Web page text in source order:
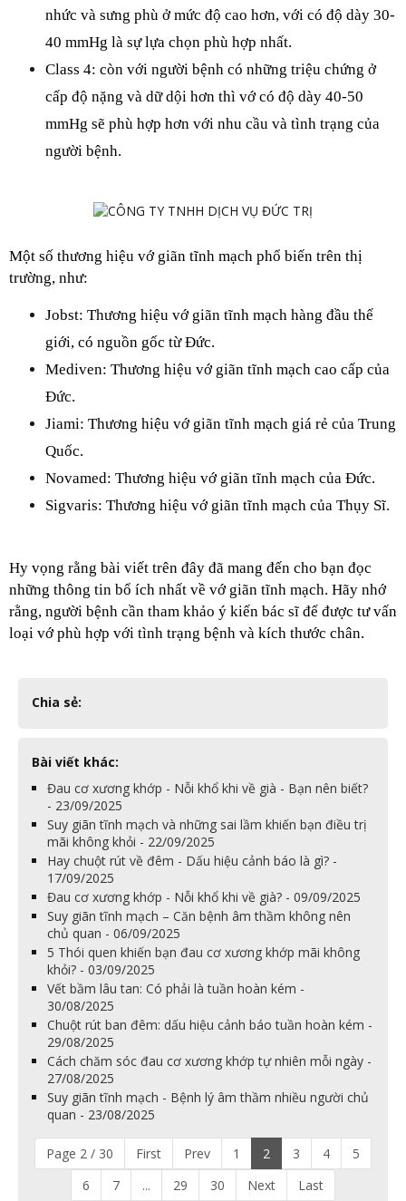
nhức và sưng phù ở mức độ cao hơn, với có độ dày 30-
40 mmHg là sự lựa chọn phù hợp nhất.
Class 4: còn với người bệnh có những triệu chứng ở
cấp độ nặng và dữ dội hơn thì vớ có độ dày 40-50
mmHg sẽ phù hợp hơn với nhu cầu và tình trạng của
người bệnh.
Một số thương hiệu vớ giãn tĩnh mạch phổ biến trên thị
trường, như:
Jobst: Thương hiệu vớ giãn tĩnh mạch hàng đầu thế
giới, có nguồn gốc từ Đức.
Mediven: Thương hiệu vớ giãn tĩnh mạch cao cấp của
Đức.
Jiami: Thương hiệu vớ giãn tĩnh mạch giá rẻ của Trung
Quốc.
Novamed: Thương hiệu vớ giãn tĩnh mạch của Đức.
Sigvaris: Thương hiệu vớ giãn tĩnh mạch của Thụy Sĩ.
Hy vọng rằng bài viết trên đây đã mang đến cho bạn đọc
những thông tin bổ ích nhất về vớ giãn tĩnh mạch. Hãy nhớ
rằng, người bệnh cần tham khảo ý kiến bác sĩ để được tư vấn
loại vớ phù hợp với tình trạng bệnh và kích thước chân.
Chia sẻ:
Bài viết khác:
Đau cơ xương khớp - Nỗi khổ khi về già - Bạn nên biết?
- 23/09/2025
Suy giãn tĩnh mạch và những sai lầm khiến bạn điều trị
mãi không khỏi - 22/09/2025
Hay chuột rút về đêm - Dấu hiệu cảnh báo là gì? -
17/09/2025
Đau cơ xương khớp - Nỗi khổ khi về già? - 09/09/2025
Suy giãn tĩnh mạch – Căn bệnh âm thầm không nên
chủ quan - 06/09/2025
5 Thói quen khiến bạn đau cơ xương khớp mãi không
khỏi? - 03/09/2025
Vết bầm lâu tan: Có phải là tuần hoàn kém -
30/08/2025
Chuột rút ban đêm: dấu hiệu cảnh báo tuần hoàn kém -
29/08/2025
Cách chăm sóc đau cơ xương khớp tự nhiên mỗi ngày -
27/08/2025
Suy giãn tĩnh mạch - Bệnh lý âm thầm nhiều người chủ
quan - 23/08/2025
Page 2 / 30 First Prev 1 2 3 4
5
6
7 ... 29 30 Next Last